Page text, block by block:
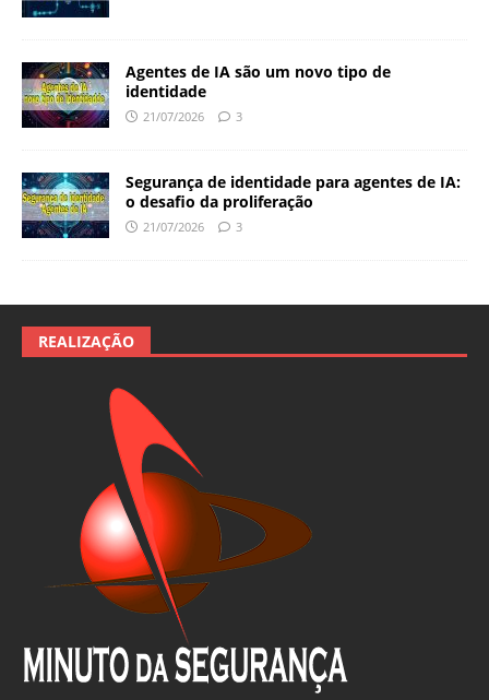
Agentes de IA são um novo tipo de
identidade
21/07/2026 3
Segurança de identidade para agentes de IA:
o desafio da proliferação
21/07/2026 3
REALIZAÇÃO